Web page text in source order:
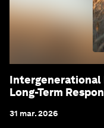
Intergenerational
Long-Term
31 mar. 2026